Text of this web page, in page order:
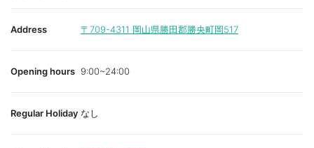
i
t
Address 〒709-4311 岡山県勝田郡勝央町岡517
Opening hours 9:00~24:00
Regular Holiday なし